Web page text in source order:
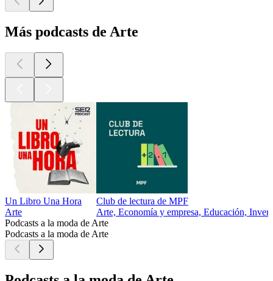
Más podcasts de Arte
Un Libro Una Hora
Arte
Club de lectura de MPF
Arte, Economía y empresa, Educación,
Podcasts a la moda de Arte
Podcasts a la moda de Arte